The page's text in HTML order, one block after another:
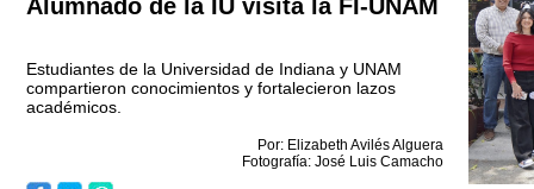
Alumnado de la IU visita la FI-UNAM
Estudiantes de la Universidad de Indiana y UNAM
compartieron conocimientos y fortalecieron lazos
académicos.
Por: Elizabeth Avilés Alguera
Fotografía: José Luis Camacho